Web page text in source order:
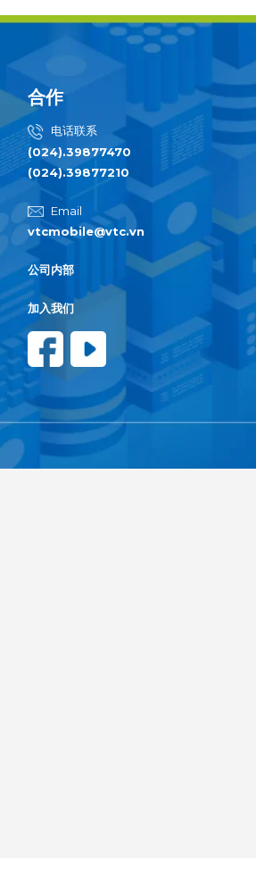
合作
电话联系
(024).39877470
(024).39877210
Email
vtcmobile@vtc.vn
公司内部
加入我们